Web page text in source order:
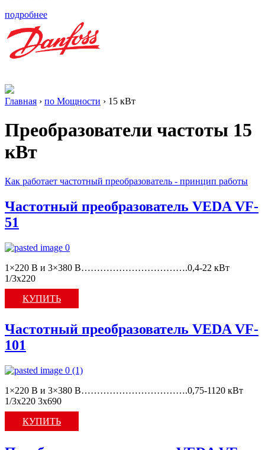
подробнее
Главная › по Мощности › 15 кВт
Преобразователи частоты 15
кВт
Как работает частотный преобразователь - принцип работы
Частотный преобразователь VEDA VF-
51
1×220 В и 3×380 В…………………………….0,4-22 кВт
1/3х220
КУПИТЬ
Частотный преобразователь VEDA VF-
101
1×220 В и 3×380 В…………………………….0,75-1120 кВт
1/3x220 3х690
КУПИТЬ